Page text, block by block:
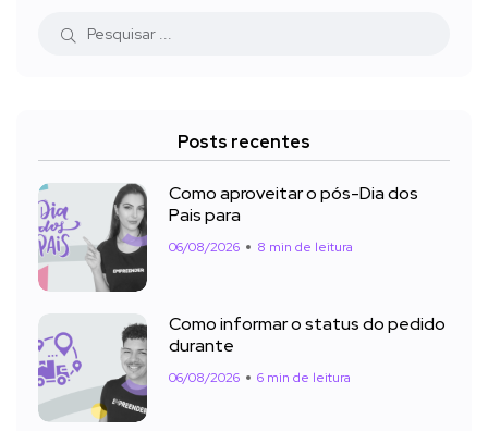
Posts recentes
Como aproveitar o pós-Dia dos
Pais para
06/08/2026 8 min de leitura
Como informar o status do pedido
durante
06/08/2026 6 min de leitura